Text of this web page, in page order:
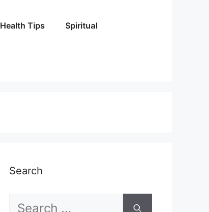
Health Tips Spiritual
Search
Search